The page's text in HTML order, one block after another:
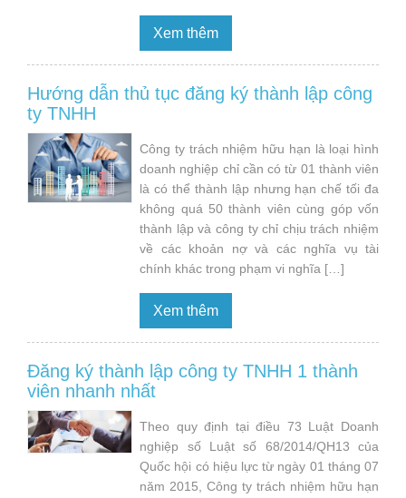
Xem thêm
Hướng dẫn thủ tục đăng ký thành lập công
ty TNHH
Công ty trách nhiệm hữu hạn là loại hình
doanh nghiệp chỉ cần có từ 01 thành viên
là có thể thành lập nhưng hạn chế tối đa
không quá 50 thành viên cùng góp vốn
thành lập và công ty chỉ chịu trách nhiệm
về các khoản nợ và các nghĩa vụ tài
chính khác trong phạm vi nghĩa […]
Xem thêm
Đăng ký thành lập công ty TNHH 1 thành
viên nhanh nhất
Theo quy định tại điều 73 Luật Doanh
nghiệp số Luật số 68/2014/QH13 của
Quốc hội có hiệu lực từ ngày 01 tháng 07
năm 2015, Công ty trách nhiệm hữu hạn